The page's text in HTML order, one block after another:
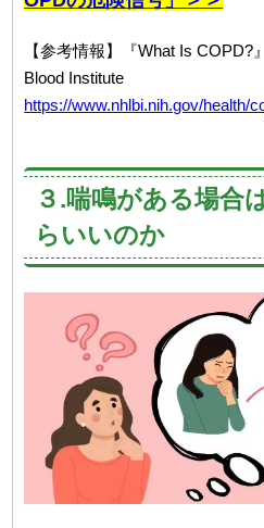
【参考情報】『What Is COPD?
Blood Institute
https://www.nhlbi.nih.gov/health/
３.喘鳴がある場合
らいいのか